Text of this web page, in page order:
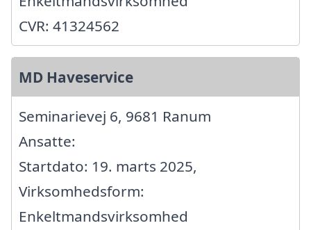
CVR: 41324562
MD Haveservice
Seminarievej 6, 9681 Ranum
Ansatte:
Startdato: 19. marts 2025,
Virksomhedsform:
Enkeltmandsvirksomhed